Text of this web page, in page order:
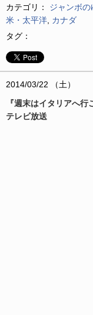
カテゴリ： ジャンボの
米・太平洋 カナダ
タグ：
2014/03/22 （土）
『週末はイタリアへ
テレビ放送